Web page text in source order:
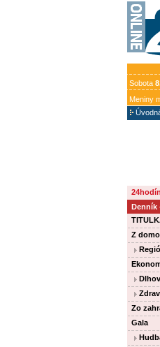
Sobota
Meniny
Denník
Z
Zo
Gala